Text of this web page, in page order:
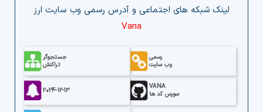
لینک‌ شبکه های اجتماعی و آدرس رسمی وب‌ سایت ارز
Vana
جستجوگر
تراکنش
رسمی
وب سایت
2024-12-13
VANA
سورس کد ها